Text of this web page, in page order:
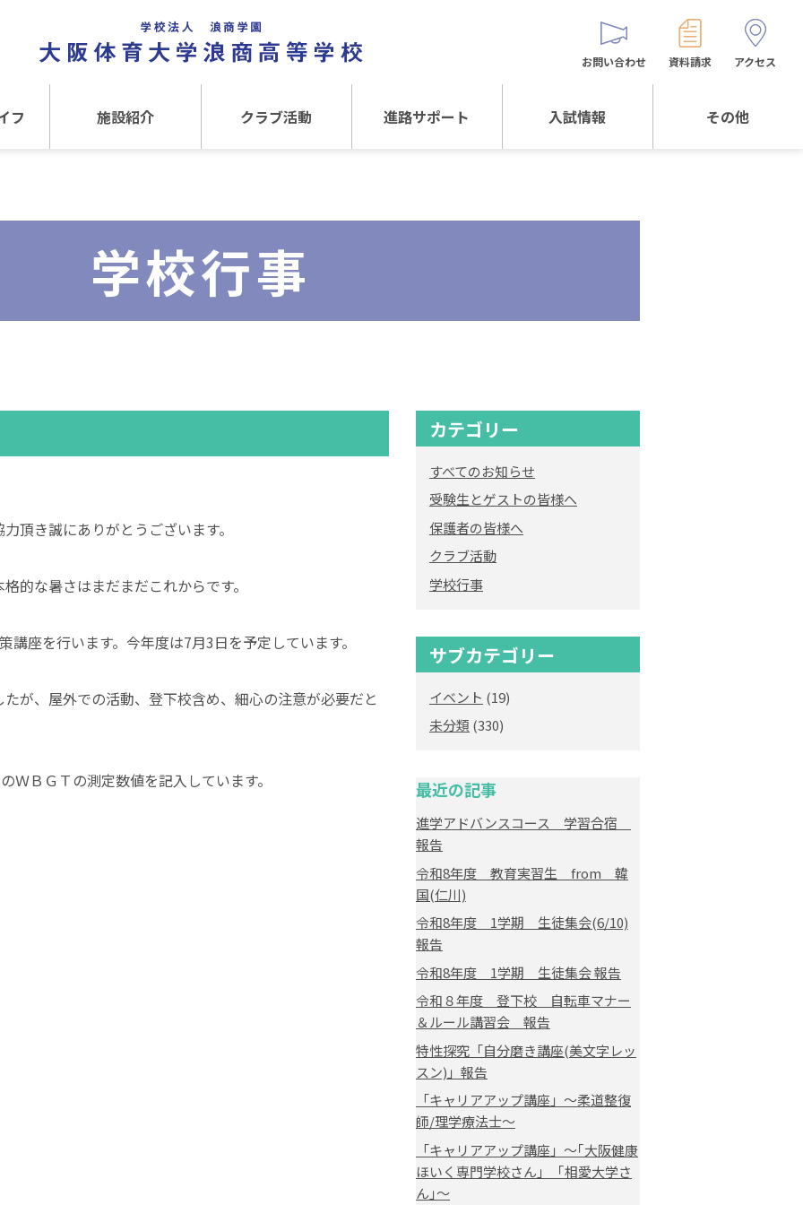
フ 施設紹介 クラブ活動
文化クラブ
進路サポート 入試情報 その他
お問い合わせ 資料請求 アクセス
学校行事
頂き誠にありがとうございます。
的な暑さはまだまだこれからです。
座を行います。今年度は7月3日を予定しています。
が、屋外での活動、登下校含め、細心の注意が必要だと
ＷＢＧＴの測定数値を記入しています。
カテゴリー
すべてのお知らせ
受験生とゲストの皆様へ
保護者の皆様へ
クラブ活動
学校行事
サブカテゴリー
イベント (19)
未分類 (330)
最近の記事
進学アドバンスコース 学習合宿
報告
令和8年度 教育実習生 from 韓
国(仁川)
令和8年度 1学期 生徒集会(6/10)
報告
令和8年度 1学期 生徒集会 報告
令和８年度 登下校 自転車マナー
＆ルール講習会 報告
特性探究「自分磨き講座(美文字レッ
スン)」報告
「キャリアアップ講座」～柔道整復
師/理学療法士～
「キャリアアップ講座」～｢大阪健康
ほいく専門学校さん｣ ｢相愛大学さ
ん｣～